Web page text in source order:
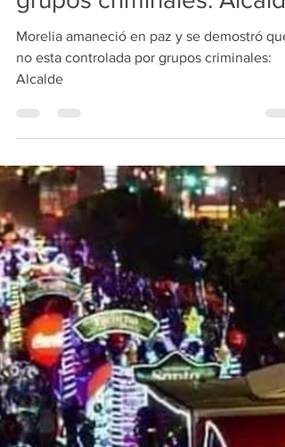
y se demostró que no
esta controlada por
grupos criminales:
Alcalde